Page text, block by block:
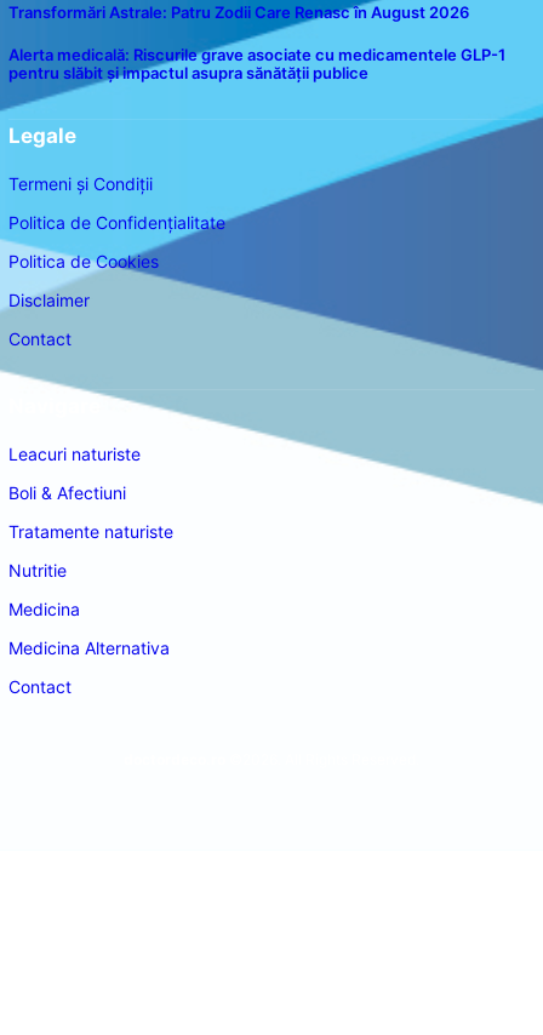
Transformări Astrale: Patru Zodii Care Renasc în August 2026
Alerta medicală: Riscurile grave asociate cu medicamentele GLP-1
pentru slăbit și impactul asupra sănătății publice
Legale
Termeni și Condiții
Politica de Confidențialitate
Politica de Cookies
Disclaimer
Contact
Leacuri naturiste
Boli & Afectiuni
Tratamente naturiste
Nutritie
Medicina
Medicina Alternativa
Contact